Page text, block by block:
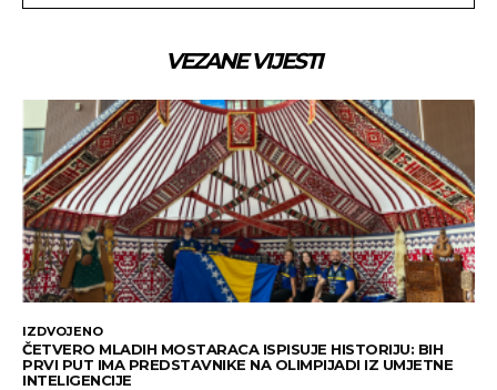
VEZANE VIJESTI
IZDVOJENO
ČETVERO MLADIH MOSTARACA ISPISUJE HISTORIJU: BIH
PRVI PUT IMA PREDSTAVNIKE NA OLIMPIJADI IZ UMJETNE
INTELIGENCIJE